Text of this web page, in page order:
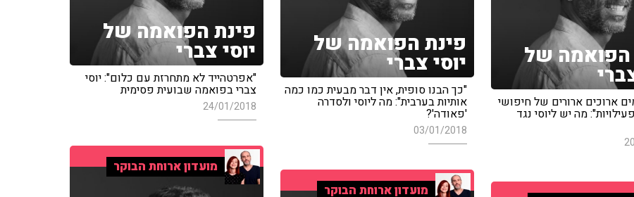
פינת הפואמה של
יוסי צברי
"אפרטהייד לא מתחרזת עם כלום": יוסי
צברי בפואמה שבועית פסימית
24/01/2018
פינת הפואמה של
יוסי צברי
"כך הבנו סופית, אין דבר מבעית כמו כמה
אותיות בערבית": מה ליוסי ולסדרה
'פאודה'?
03/01/2018
הפואמה של
ארוכים ארורים של חיפושי
מה יש ליוסי נגד
מועדון ארוחת הבוקר
מועדון ארוחת הבוקר